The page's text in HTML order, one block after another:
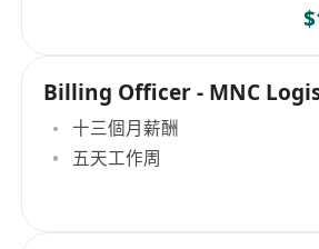
Billing Officer - MNC
十三個月薪酬
五天工作周